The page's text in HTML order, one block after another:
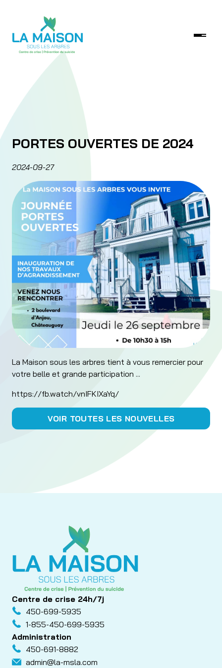
PORTES OUVERTES DE 2024
2024-09-27
La Maison sous les arbres tient à vous remercier pour
votre belle et grande participation ...
https://fb.watch/vnIFKIXaYq/
VOIR TOUTES LES NOUVELLES
Centre de crise 24h/7j
450-699-5935
1-855-450-699-5935
Administration
450-691-8882
admin@la-msla.com